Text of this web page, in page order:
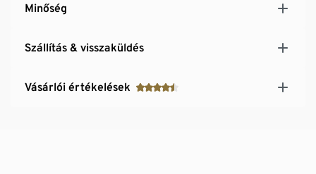
Minőség
Szállítás & visszaküldés
Vásárlói értékelések